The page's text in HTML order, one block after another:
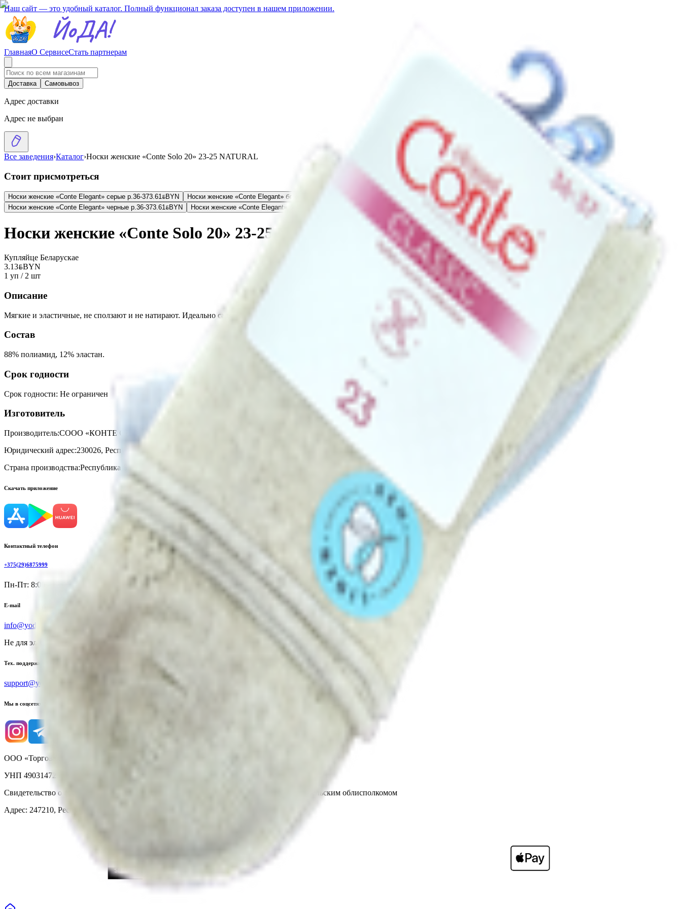
Наш сайт — это удобный каталог. Полный функционал заказа доступен в нашем приложении.
ГлавнаяО СервисеСтать партнерам
Доставка Самовывоз
Адрес доставки
Адрес не выбран
Все заведения›Каталог›Носки женские «Conte Solo 20» 23-25 NATURAL
Стоит присмотреться
Носки женские «Conte Elegant» серые р.36-373.61BYNBYN Носки женские «Conte Elegant» бежевые р.36-37 Носки женские «Conte Elegant» светло-серые р.36-37
BYN
Носки женские «Conte Elegant» черные р.36-373.61BYNBYN Носки женские «Conte Elegant» бежевые р.36-37 BYNBYN
Носки женские «Conte Solo 20» 23-25 NATURAL
Купляйце Беларускае
3.13BYNBYN
1 уп / 2 шт
Описание
Мягкие и эластичные, не сползают и не натирают. Идеально садятся по ноге.
Состав
88% полиамид, 12% эластан.
Срок годности
Срок годности: Не ограничен
Изготовитель
Производитель:СООО «КОНТЕ СПА»
Юридический адрес:230026, Республика Беларусь, г. Гродно, ул. Победы, 30
Страна производства:Республика Беларусь
Скачать приложение
Контактный телефон
+375(29)6875999
Пн-Пт: 8:00 - 17:00
E-mail
info@yoda.by
Не для электронных обращений
Тех. поддержка
support@yoda.by
Мы в соцсетях
ООО «Торговая сеть «Продмир»
УНП 490314725
Свидетельство о государственной регистрации № 490314725 от 30.05.2003г выдано Гомельским облисполкомом
Адрес: 247210, Республика Беларусь, Гомельская обл., г. Жлобин, ул. Козлова 2-А